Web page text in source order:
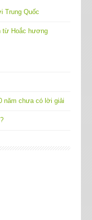
Trung Quốc
từ Hoắc hương
năm chưa có lời giải